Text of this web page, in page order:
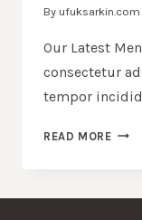
By ufuksarkin.com
Our Latest
consectetur
tempor
READ MORE24